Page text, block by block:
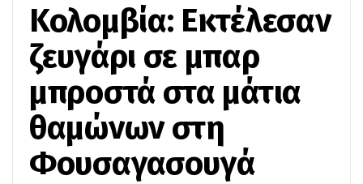
Κολομβία: Εκτέλεσαν
ζευγάρι σε μπαρ
μπροστά στα μάτια
θαμώνων στη
Φουσαγασουγά